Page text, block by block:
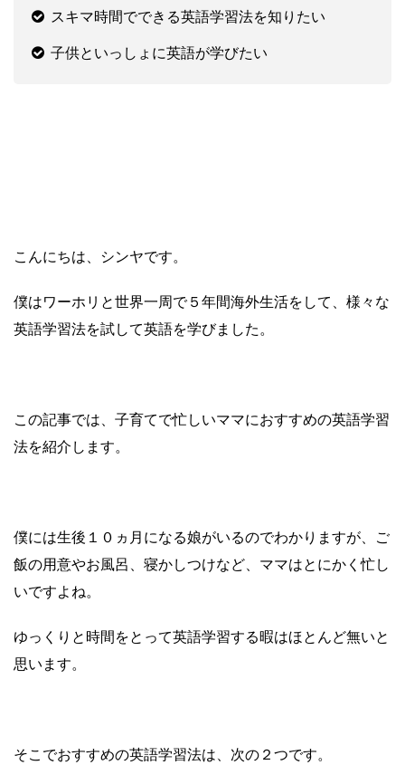
スキマ時間でできる英語学習法を知りたい
子供といっしょに英語が学びたい
こんにちは、シンヤです。
僕はワーホリと世界一周で５年間海外生活をして、様々な
英語学習法を試して英語を学びました。
この記事では、子育てで忙しいママにおすすめの英語学習
法を紹介します。
僕には生後１０ヵ月になる娘がいるのでわかりますが、ご
飯の用意やお風呂、寝かしつけなど、ママはとにかく忙し
いですよね。
ゆっくりと時間をとって英語学習する暇はほとんど無いと
思います。
そこでおすすめの英語学習法は、次の２つです。